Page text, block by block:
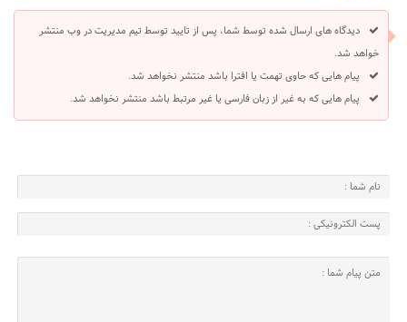
دیدگاه های ارسال شده توسط شما، پس از تایید توسط تیم مدیریت در وب منتشر
خواهد شد.
پیام هایی که حاوی تهمت یا افترا باشد منتشر نخواهد شد.
پیام هایی که به غیر از زبان فارسی یا غیر مرتبط باشد منتشر نخواهد شد.